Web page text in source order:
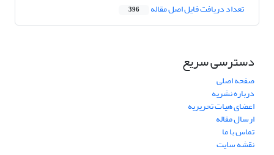
تعداد دریافت فایل اصل مقاله 396
دسترسی سریع
صفحه اصلی
درباره نشریه
اعضای هیات تحریریه
ارسال مقاله
تماس با ما
نقشه سایت